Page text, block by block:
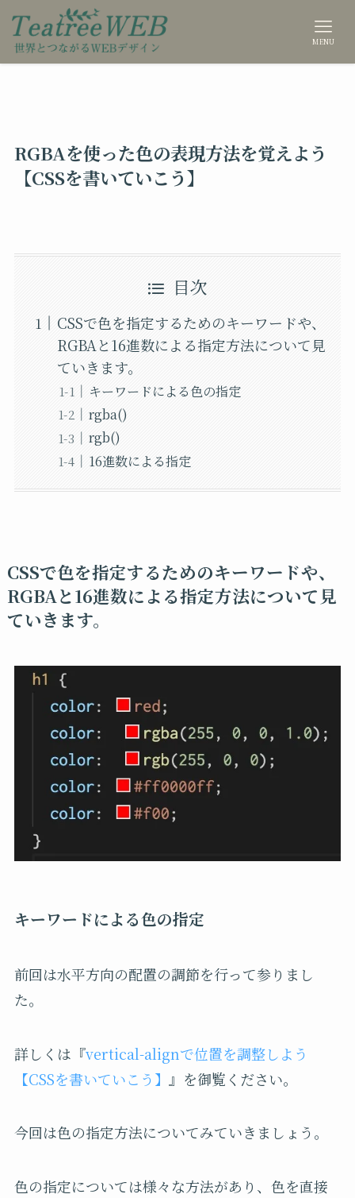
MENU
RGBAを使った色の表現方法を覚えよう
【CSSを書いていこう】
目次
CSSで色を指定するためのキーワードや、
RGBAと16進数による指定方法について見
ていきます。
キーワードによる色の指定
rgba()
rgb()
16進数による指定
CSSで色を指定するためのキーワードや、
RGBAと16進数による指定方法について見
ていきます。
キーワードによる色の指定
前回は水平方向の配置の調節を行って参りまし
た。
詳しくは『vertical-alignで位置を調整しよう
【CSSを書いていこう】 』を御覧ください。
今回は色の指定方法についてみていきましょう。
色の指定については様々な方法があり、色を直接